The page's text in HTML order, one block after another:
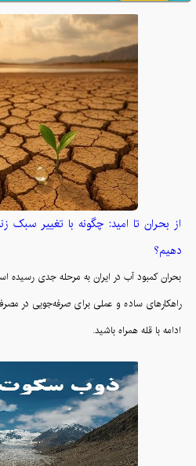
از بحران تا امید: چگونه با تغییر سبک
دهیم؟
بحران کمبود آب در ایران به مرحله جدی رسیده
راهکارهای ساده و عملی برای صرفه‌جویی در
ادامه با قله همراه باشید.